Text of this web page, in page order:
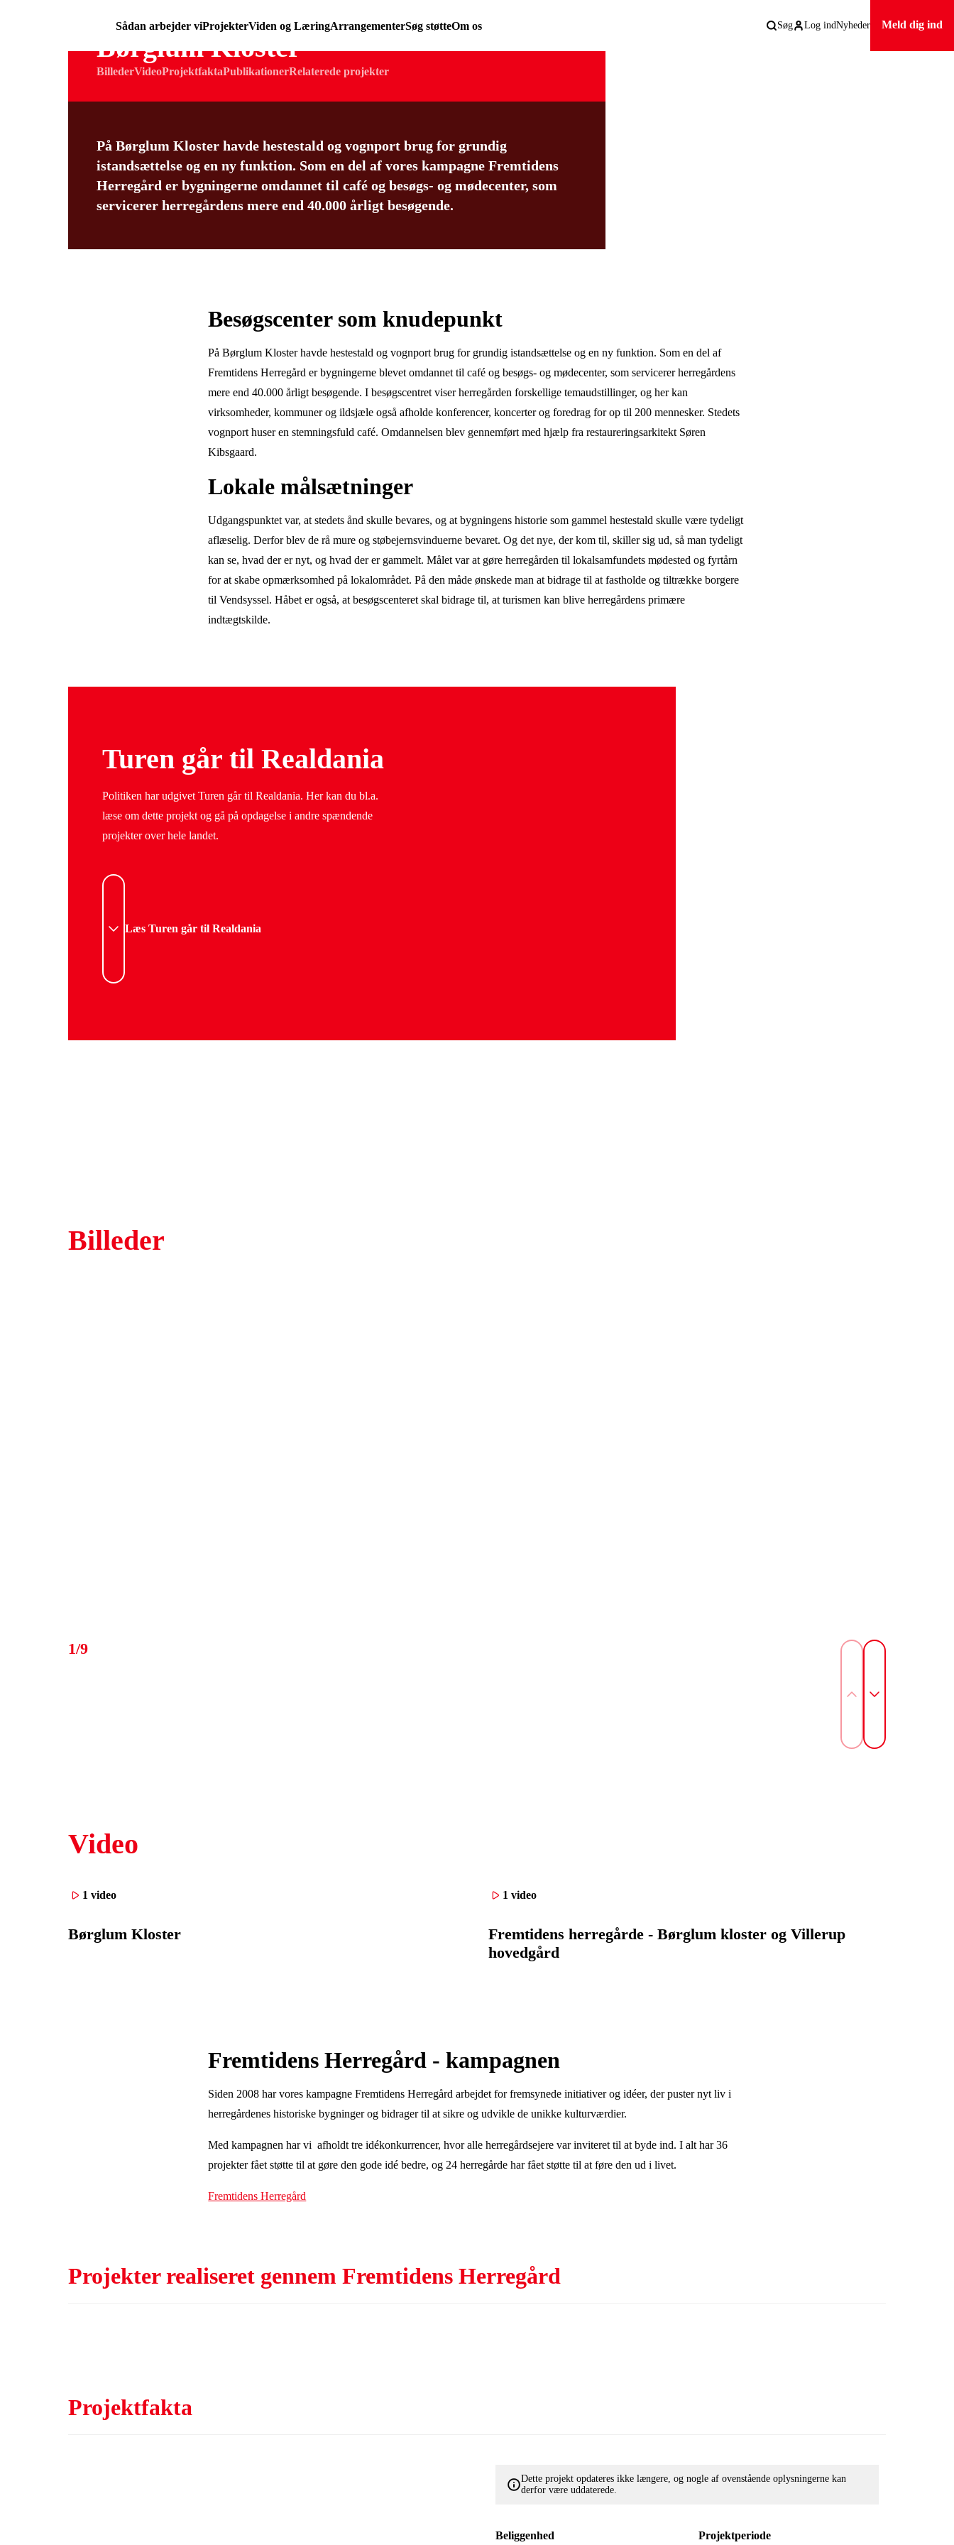
Sådan arbejder viProjekterViden og LæringArrangementerSøg støtteOm os Søg Log indNyheder Meld dig ind
Børglum Kloster
BillederVideoProjektfaktaPublikationerRelaterede projekter
På Børglum Kloster havde hestestald og vognport brug for grundig
istandsættelse og en ny funktion. Som en del af vores kampagne Fremtidens
Herregård er bygningerne omdannet til café og besøgs- og mødecenter, som
servicerer herregårdens mere end 40.000 årligt besøgende.
Besøgscenter som knudepunkt
På Børglum Kloster havde hestestald og vognport brug for grundig istandsættelse og en ny funktion. Som en del af
Fremtidens Herregård er bygningerne blevet omdannet til café og besøgs- og mødecenter, som servicerer herregårdens
mere end 40.000 årligt besøgende. I besøgscentret viser herregården forskellige temaudstillinger, og her kan
virksomheder, kommuner og ildsjæle også afholde konferencer, koncerter og foredrag for op til 200 mennesker. Stedets
vognport huser en stemningsfuld café. Omdannelsen blev gennemført med hjælp fra restaureringsarkitekt Søren
Kibsgaard.
Lokale målsætninger
Udgangspunktet var, at stedets ånd skulle bevares, og at bygningens historie som gammel hestestald skulle være tydeligt
aflæselig. Derfor blev de rå mure og støbejernsvinduerne bevaret. Og det nye, der kom til, skiller sig ud, så man tydeligt
kan se, hvad der er nyt, og hvad der er gammelt. Målet var at gøre herregården til lokalsamfundets mødested og fyrtårn
for at skabe opmærksomhed på lokalområdet. På den måde ønskede man at bidrage til at fastholde og tiltrække borgere
til Vendsyssel. Håbet er også, at besøgscenteret skal bidrage til, at turismen kan blive herregårdens primære
indtægtskilde.
Turen går til Realdania
Politiken har udgivet Turen går til Realdania. Her kan du bl.a.
læse om dette projekt og gå på opdagelse i andre spændende
projekter over hele landet.
Læs Turen går til Realdania
Billeder
1/9
Video
1 video
Børglum Kloster
1 video
Fremtidens herregårde - Børglum kloster og Villerup
hovedgård
Fremtidens Herregård - kampagnen
Siden 2008 har vores kampagne Fremtidens Herregård arbejdet for fremsynede initiativer og idéer, der puster nyt liv i
herregårdenes historiske bygninger og bidrager til at sikre og udvikle de unikke kulturværdier.
Med kampagnen har vi afholdt tre idékonkurrencer, hvor alle herregårdsejere var inviteret til at byde ind. I alt har 36
projekter fået støtte til at gøre den gode idé bedre, og 24 herregårde har fået støtte til at føre den ud i livet.
Fremtidens Herregård
Projekter realiseret gennem Fremtidens Herregård
Projektfakta
Dette projekt opdateres ikke længere, og nogle af ovenstående oplysningerne kan
derfor være uddaterede.
Beliggenhed Projektperiode